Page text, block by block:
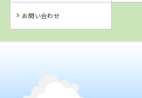
詳 細
2
米沢ドライビングスクール
予 約
4位 5位
お問い合わせ